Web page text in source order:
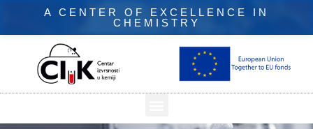
A CENTER OF EXCELLENCE IN
CHEMISTRY